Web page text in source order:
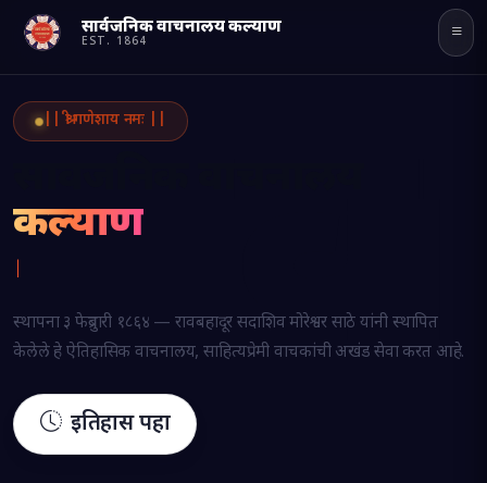
Powered
सार्वजनिक वाचनालय कल्याण
EST. 1864
|| श्री गणेशाय नमः ||
कल्याण
स्थापना ३ फेब्रुवारी १८६४ — रावबहादूर सदाशिव मोरेश्वर साठे यांनी स्थापित
केलेले हे ऐतिहासिक वाचनालय, साहित्यप्रेमी वाचकांची अखंड सेवा करत आहे.
इतिहास पहा